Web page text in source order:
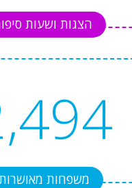
הצגות ושעות
משפחות